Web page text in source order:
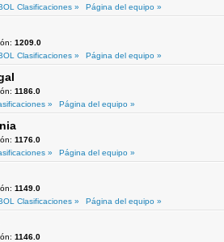
Clasificaciones »
Página del equipo »
1209.0
Clasificaciones »
Página del equipo »
1186.0
»
Página del equipo »
1176.0
»
Página del equipo »
1149.0
Clasificaciones »
Página del equipo »
1146.0